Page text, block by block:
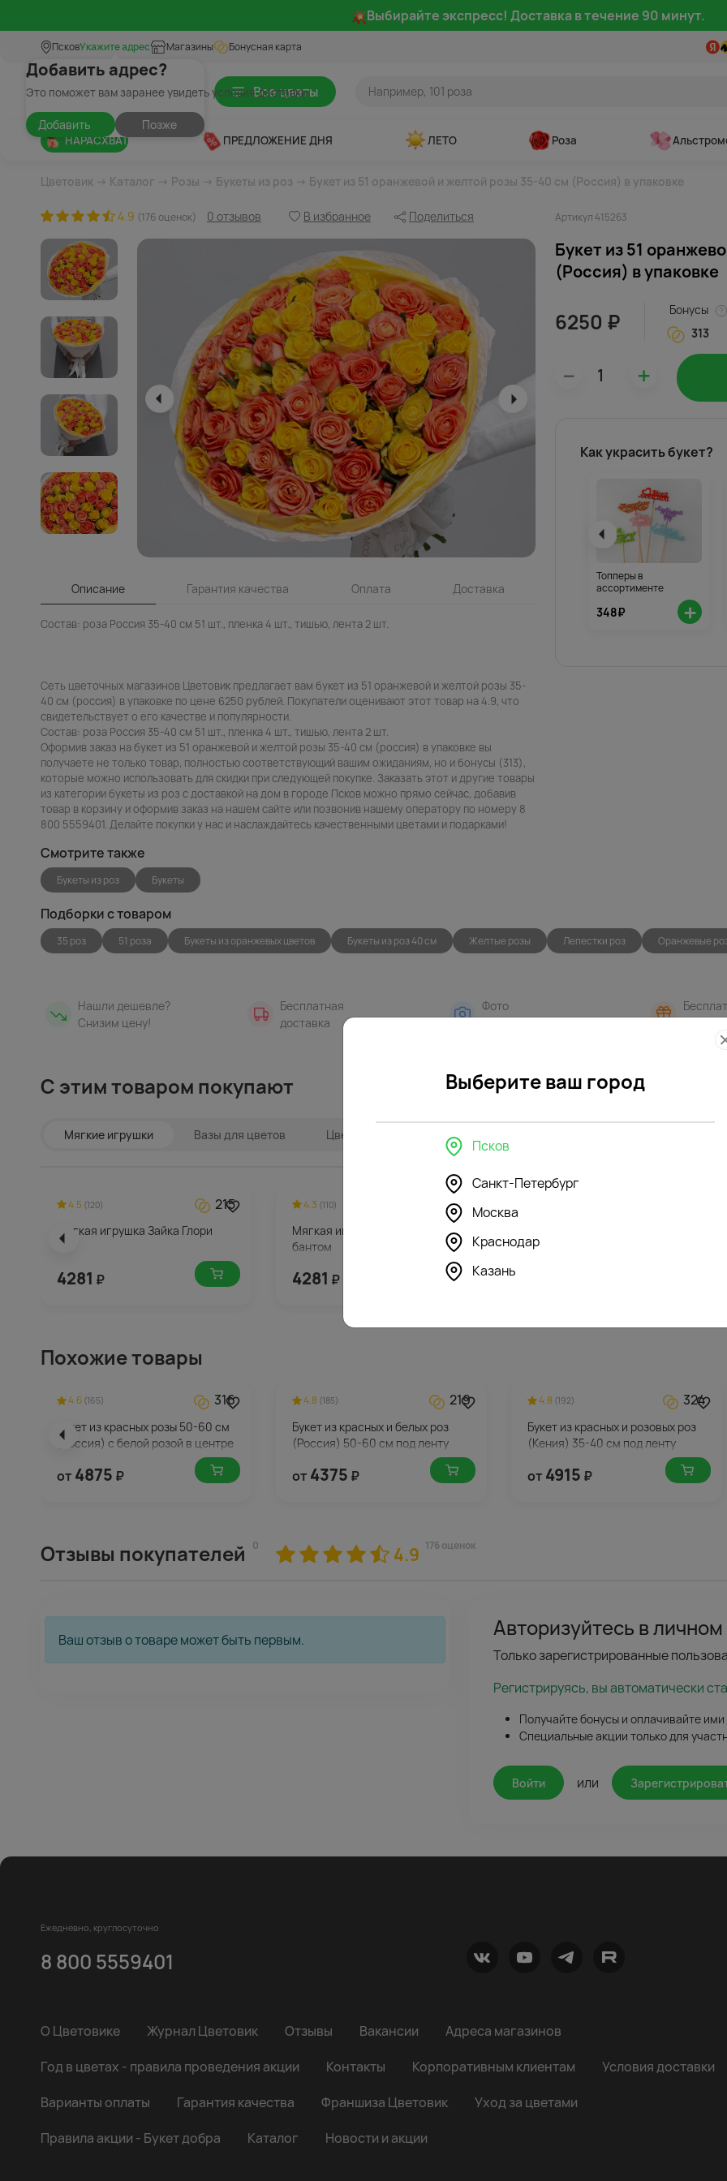
Выбирайте экспресс! Доставка в течение 90 минут.
ПсковУкажите адрес
Добавить адрес?
Это поможет вам заранее увидеть условия доставки
Добавить Позже
Магазины Бонусная карта
Все цветы
НАРАСХВАТ ПРЕДЛОЖЕНИЕ ДНЯ ЛЕТО Роза
Цветовик → Каталог → Розы → Букеты из роз → Букет из 51 оранжевой и желтой розы 35-40 см (Россия) в упаковке
4.9 (176 оценок) 0 отзывов В избранное Поделиться Артикул 415263
Описание Гарантия качества Оплата Доставка
Состав: роза Россия 35-40 см 51 шт., пленка 4 шт., тишью, лента 2 шт.
Сеть цветочных магазинов Цветовик предлагает вам букет из 51 оранжевой и желтой розы 35-
40 см (россия) в упаковке по цене 6250 рублей. Покупатели оценивают этот товар на 4.9, что
свидетельствует о его качестве и популярности.
Состав: роза Россия 35-40 см 51 шт., пленка 4 шт., тишью, лента 2 шт.
Оформив заказ на букет из 51 оранжевой и желтой розы 35-40 см (россия) в упаковке вы
получаете не только товар, полностью соответствующий вашим ожиданиям, но и бонусы (313),
которые можно использовать для скидки при следующей покупке. Заказать этот и другие товары
из категории букеты из роз с доставкой на дом в городе Псков можно прямо сейчас, добавив
товар в корзину и оформив заказ на нашем сайте или позвонив нашему оператору по номеру 8
800 5559401. Делайте покупки у нас и наслаждайтесь качественными цветами и подарками!
Букет из 51
(Россия) в упаковке
6250 ₽
Бонусы
313
– +
Как украсить букет?
Топперы в
ассортименте
348₽ +
Смотрите также
Букеты из роз Букеты
Подборки с товаром
35 роз 51 роза Букеты из оранжевых цветов Букеты из роз 40 см Желтые розы Лепестки роз Оранжевые
Нашли дешевле?
Снизим цену!
Бесплатная
доставка
Фото
контроль
С этим товаром покупают
Мягкие игрушки Вазы для цветов Цветы в интерьере
4.5 (120) 215
Мягкая игрушка Зайка Глори
4281 ₽
4.3 (110) 215
Мягкая игрушка Зайка Глори с
бантом
4281 ₽
Ёжик с сердечком
Похожие товары
4.6 (165) 316
Букет из красных розы 50-60 см
(Россия) с белой розой в центре
от 4875 ₽
4.8 (185) 219
Букет из красных и белых роз
(Россия) 50-60 см под ленту
от 4375 ₽
4.8 (192) 324
Букет из красных и розовых роз
(Кения) 35-40 см под ленту
от 4915 ₽
Отзывы покупателей 0 4.9 176 оценок
Ваш отзыв о товаре может быть первым. Авторизуйтесь в
Только зарегистрированные
Регистрируясь, вы автоматически
Получайте бонусы и оплачивайте ими
Специальные акции только для
Войти или
Ежедневно, круглосуточно
8 800 5559401
О Цветовике Журнал Цветовик Отзывы Вакансии
Адреса магазинов
Год в цветах - правила проведения акции
Контакты Корпоративным клиентам
Условия доставки
Варианты оплаты
Гарантия качества Франшиза Цветовик
Уход за цветами
Правила акции - Букет добра
Каталог Новости и акции
Выберите ваш город
Псков
Санкт-Петербург
Москва
Краснодар
Казань